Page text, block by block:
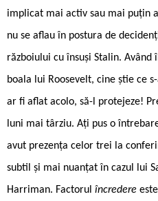
implicat mai activ sau mai puțin
nu se aflau în postura de
războiului cu însuși Stalin.
boala lui Roosevelt, cine știe ce
ar fi aflat acolo, să-l protejeze!
luni mai târziu. Ați pus o
avut prezența celor trei la
subtil și mai nuanțat în cazul lui
Harriman. Factorul încredere